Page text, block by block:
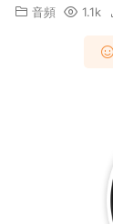
音頻 1.1k